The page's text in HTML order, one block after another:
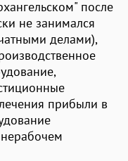
после
не занимался
делами),
прибыли в